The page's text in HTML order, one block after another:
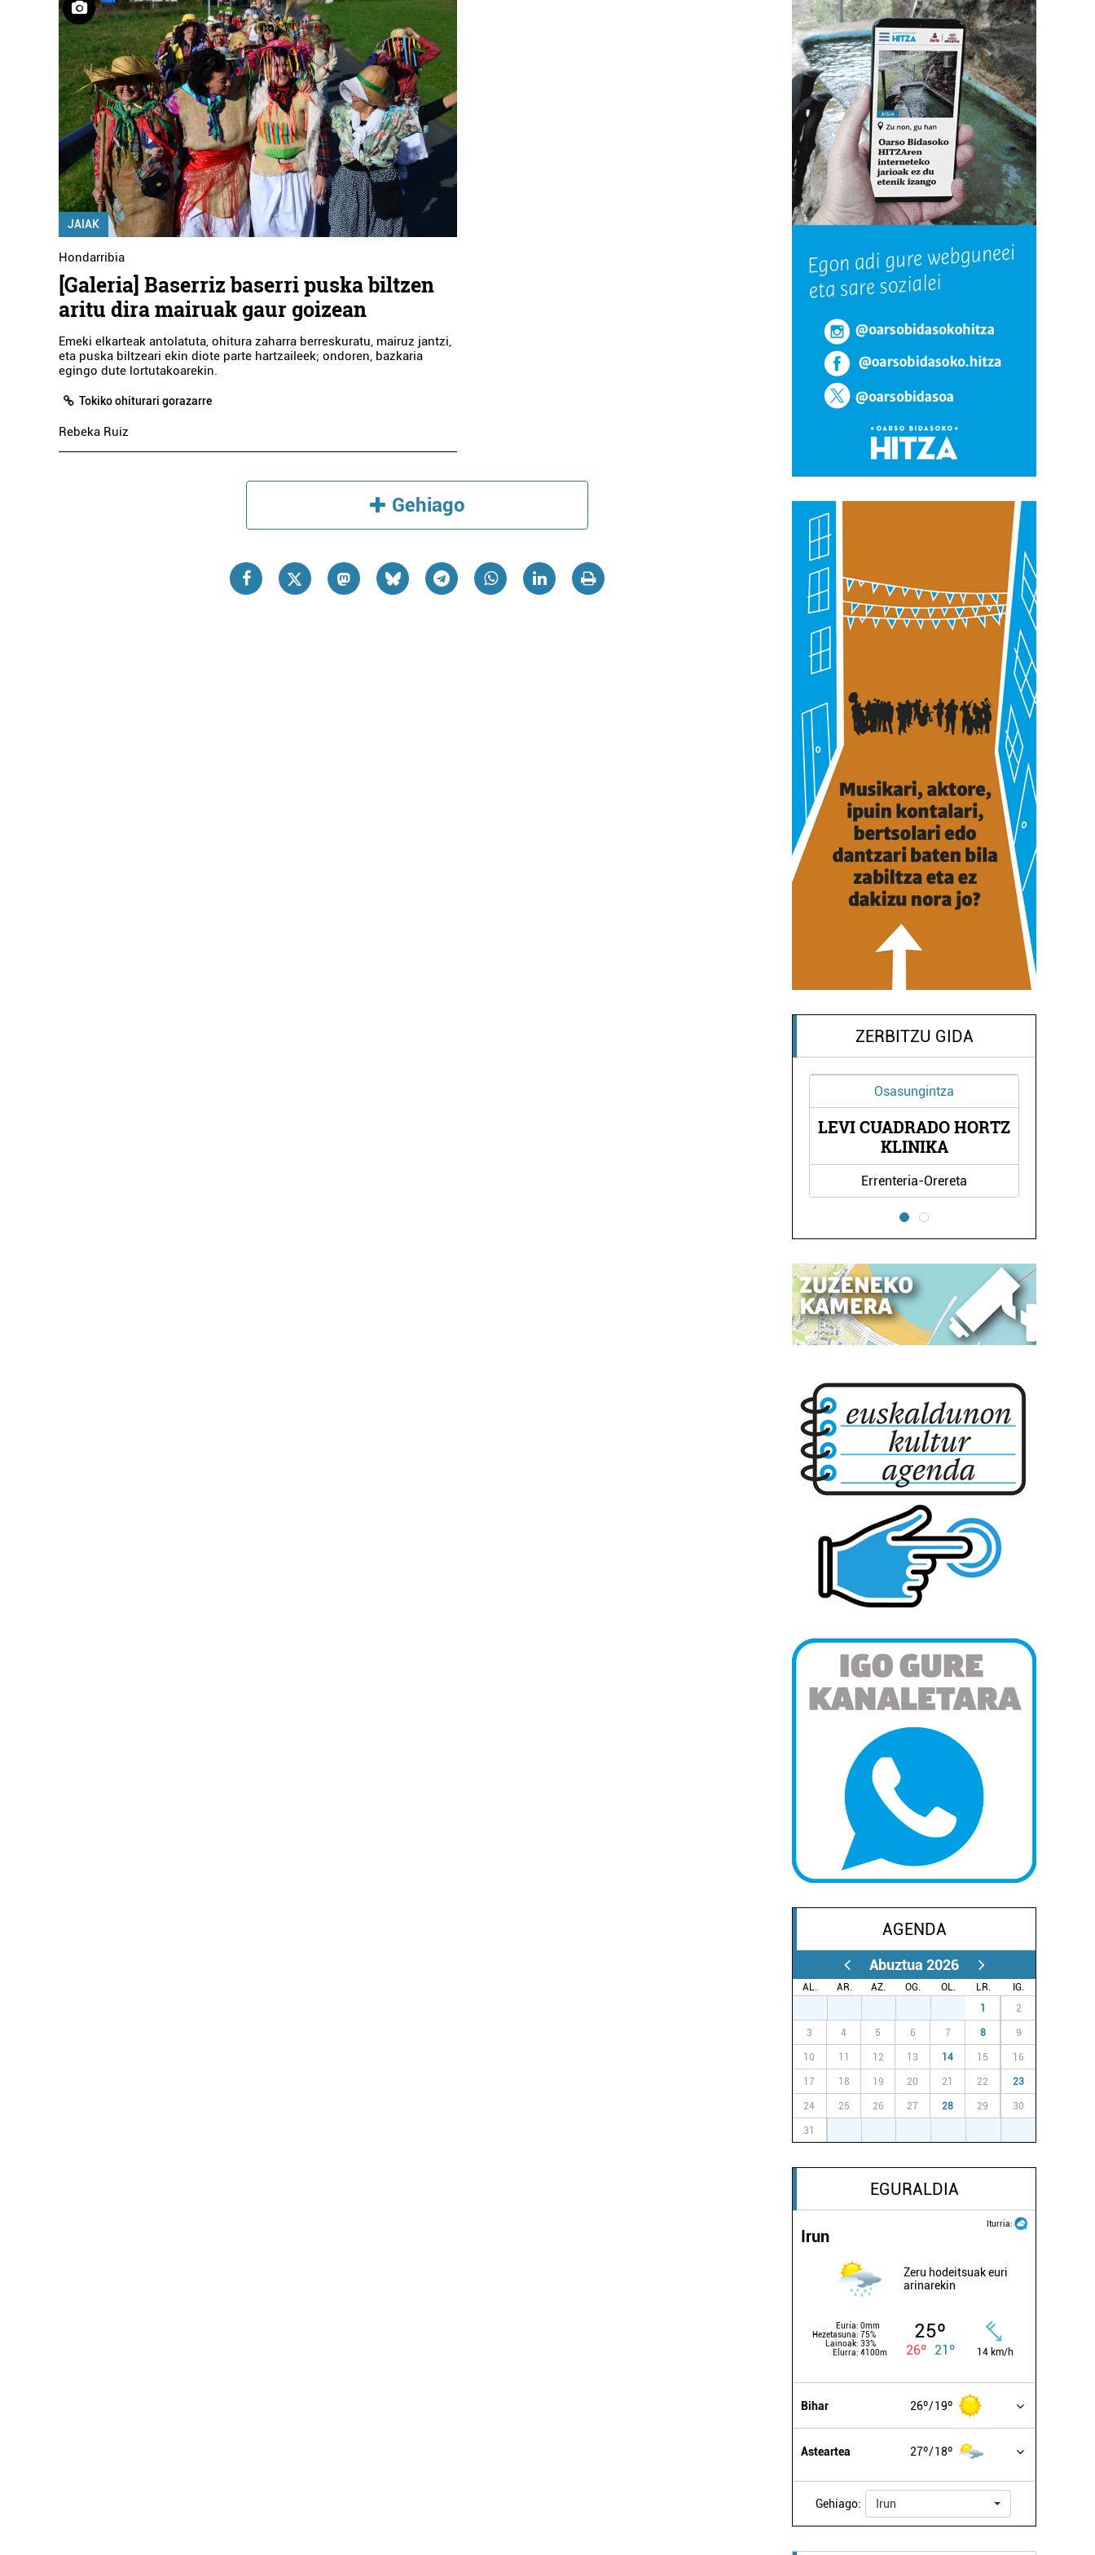
JAIAK
Hondarribia
[Galeria] Baserriz baserri puska biltzen
aritu dira mairuak gaur goizean
Emeki elkarteak antolatuta, ohitura zaharra berreskuratu, mairuz jantzi,
eta puska biltzeari ekin diote parte hartzaileek; ondoren, bazkaria
egingo dute lortutakoarekin.
Tokiko ohiturari gorazarre
Rebeka Ruiz
Gehiago
ZERBITZU GIDA
LEVI CUADRADO HORTZ
AUNTXA
AGENDA
Abuztua 2026
AL. AR. AZ. OG. OL. LR.
IG.
1 2
3 4 5 6 7 8 9
10 11 12 13 14 15 16
17 18 19 20 21 22 23
24 25 26 27 28 29 30
31
EGURALDIA
Iturria:
Irun
Zeru hodeitsuak euri
arinarekin
Euria: 0mm
Hezetasuna: 75%
Lainoak: 33%
Elurra: 4100m
25º
26º 21º 14 km/h
Bihar 26º 19º
Asteartea 27º 18º
Gehiago: Irun